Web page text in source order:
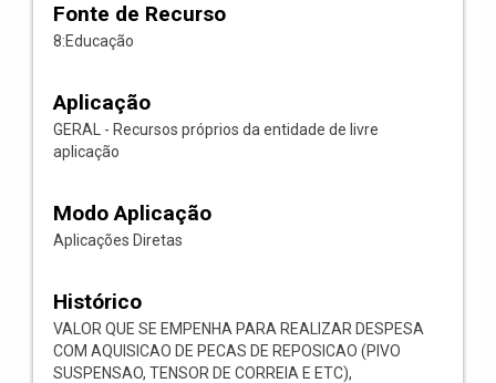
Fonte de Recurso
8:Educação
Aplicação
GERAL - Recursos próprios da entidade de livre
aplicação
Modo Aplicação
Aplicações Diretas
Histórico
VALOR QUE SE EMPENHA PARA REALIZAR DESPESA
COM AQUISICAO DE PECAS DE REPOSICAO (PIVO
SUSPENSAO, TENSOR DE CORREIA E ETC),